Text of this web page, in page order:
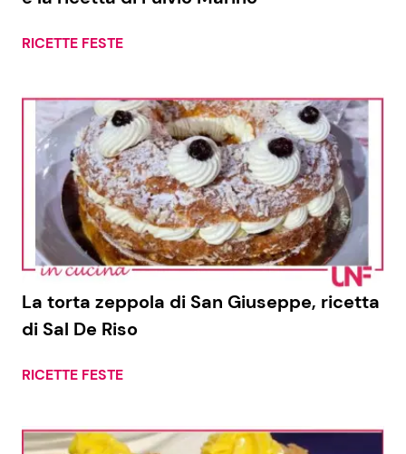
RICETTE FESTE
La torta zeppola di San Giuseppe, ricetta
di Sal De Riso
RICETTE FESTE